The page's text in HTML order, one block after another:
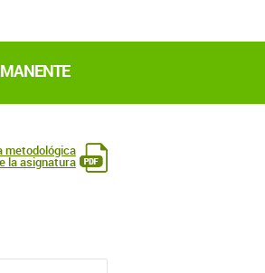
metodológica
la asignatura